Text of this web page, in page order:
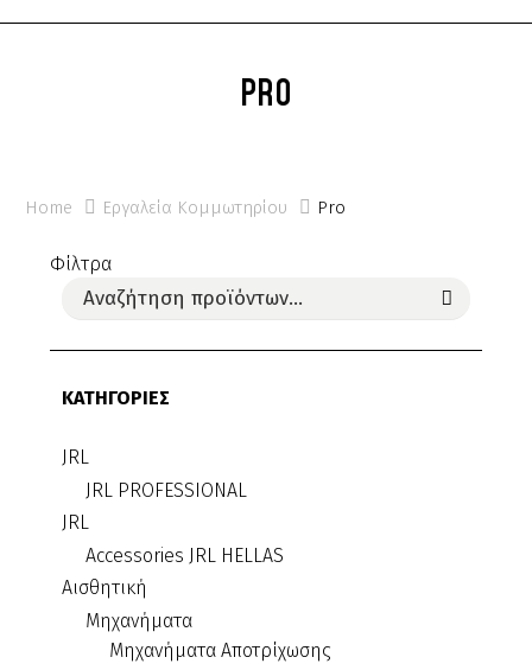
PRO
Home Εργαλεία Κομμωτηρίου Pro
Φίλτρα
ΚΑΤΗΓΟΡΙΕΣ
JRL
JRL PROFESSIONAL
JRL
Accessories JRL HELLAS
Αισθητική
Μηχανήματα
Μηχανήματα Αποτρίχωσης